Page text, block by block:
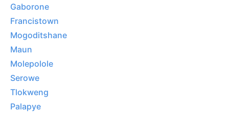
Gaborone
Francistown
Mogoditshane
Maun
Molepolole
Serowe
Tlokweng
Palapye